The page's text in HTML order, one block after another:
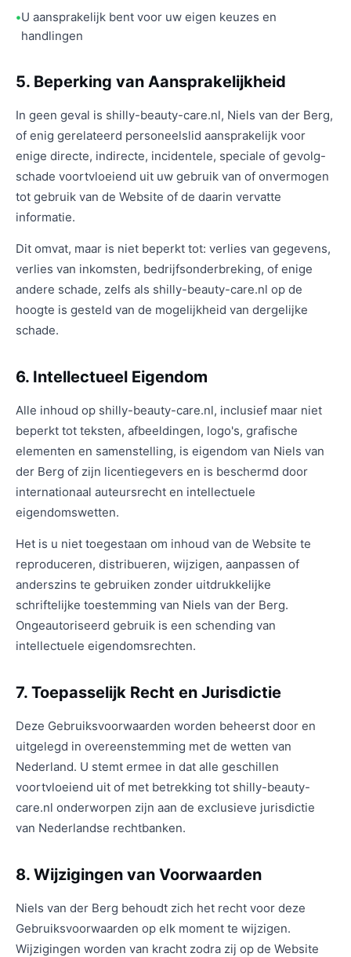
U aansprakelijk bent voor uw eigen keuzes en
handlingen
5. Beperking van Aansprakelijkheid
In geen geval is shilly-beauty-care.nl, Niels van der Berg,
of enig gerelateerd personeelslid aansprakelijk voor
enige directe, indirecte, incidentele, speciale of gevolg-
schade voortvloeiend uit uw gebruik van of onvermogen
tot gebruik van de Website of de daarin vervatte
informatie.
Dit omvat, maar is niet beperkt tot: verlies van gegevens,
verlies van inkomsten, bedrijfsonderbreking, of enige
andere schade, zelfs als shilly-beauty-care.nl op de
hoogte is gesteld van de mogelijkheid van dergelijke
schade.
6. Intellectueel Eigendom
Alle inhoud op shilly-beauty-care.nl, inclusief maar niet
beperkt tot teksten, afbeeldingen, logo's, grafische
elementen en samenstelling, is eigendom van Niels van
der Berg of zijn licentiegevers en is beschermd door
internationaal auteursrecht en intellectuele
eigendomswetten.
Het is u niet toegestaan om inhoud van de Website te
reproduceren, distribueren, wijzigen, aanpassen of
anderszins te gebruiken zonder uitdrukkelijke
schriftelijke toestemming van Niels van der Berg.
Ongeautoriseerd gebruik is een schending van
intellectuele eigendomsrechten.
7. Toepasselijk Recht en Jurisdictie
Deze Gebruiksvoorwaarden worden beheerst door en
uitgelegd in overeenstemming met de wetten van
Nederland. U stemt ermee in dat alle geschillen
voortvloeiend uit of met betrekking tot shilly-beauty-
care.nl onderworpen zijn aan de exclusieve jurisdictie
van Nederlandse rechtbanken.
8. Wijzigingen van Voorwaarden
Niels van der Berg behoudt zich het recht voor deze
Gebruiksvoorwaarden op elk moment te wijzigen.
Wijzigingen worden van kracht zodra zij op de Website